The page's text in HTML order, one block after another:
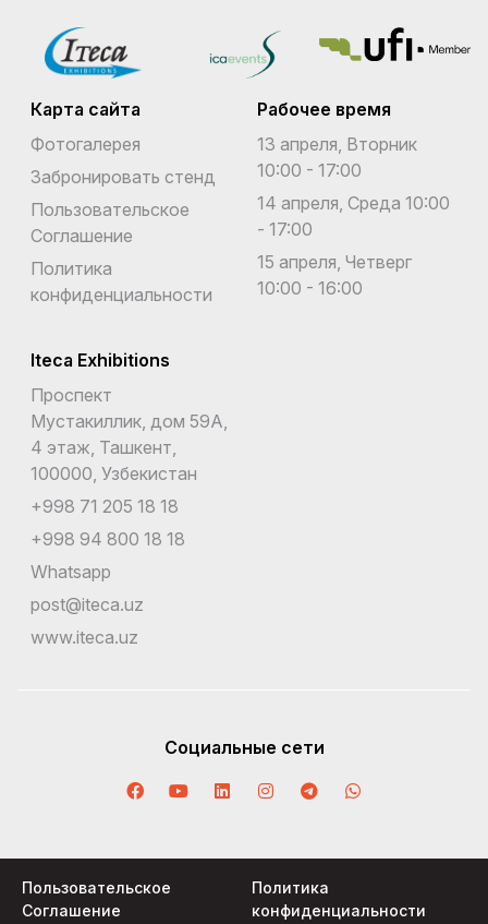
Карта сайта
Фотогалерея
Забронировать стенд
Пользовательское
Соглашение
Политика
конфиденциальности
Рабочее время
13 апреля, Вторник
10:00 - 17:00
14 апреля, Среда 10:00
- 17:00
15 апреля, Четверг
10:00 - 16:00
Iteca Exhibitions
Проспект
Мустакиллик, дом 59А,
4 этаж, Ташкент,
100000, Узбекистан
+998 71 205 18 18
+998 94 800 18 18
Whatsapp
post@iteca.uz
www.iteca.uz
Социальные сети
Пользовательское
Соглашение
Политика
конфиденциальности